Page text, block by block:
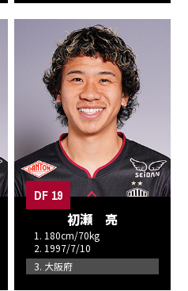
DF 19
初瀬 亮
1. 180cm/70kg
2. 1997/7/10
3. 大阪府